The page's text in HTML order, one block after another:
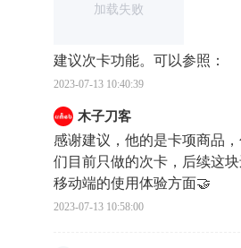
加载失败
建议次卡功能。可以参照：
2023-07-13 10:40:39
木子刀客
感谢建议，他的是卡项商品
们目前只做的次卡，后续这
移动端的使用体验方面🤝
2023-07-13 10:58:00